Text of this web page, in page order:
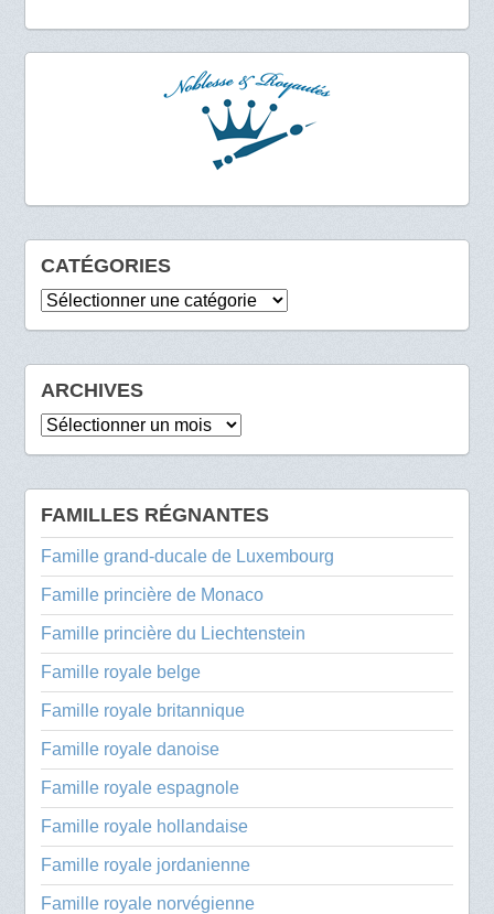
CATÉGORIES
Catégories
ARCHIVES
Archives
FAMILLES RÉGNANTES
Famille grand-ducale de Luxembourg
Famille princière de Monaco
Famille princière du Liechtenstein
Famille royale belge
Famille royale britannique
Famille royale danoise
Famille royale espagnole
Famille royale hollandaise
Famille royale jordanienne
Famille royale norvégienne